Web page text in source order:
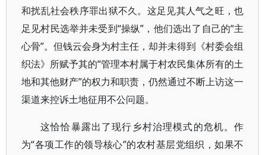
和扰乱社会秩序罪出狱不久。这足见其人气之旺，也
足见村民选举并未受到“操纵”，他们选出了自己的“主
心骨”。但钱云会身为村主任，却并未得到《村委会组
织法》所赋予其的“管理本村属于村农民集体所有的土
地和其他财产”的权力和职责，仍然通过不断上访这一
渠道来控诉土地征用不公问题。
这恰恰暴露出了现行乡村治理模式的危机。作
为“各项工作的领导核心”的农村基层党组织，如果不